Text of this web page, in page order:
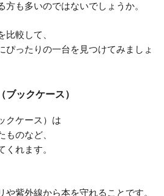
も多いのではないでしょうか。
較して、
ぴったりの一台を見つけてみましょ
ブックケース）
クケース）は
ものなど、
くれます。
紫外線から本を守れることです。